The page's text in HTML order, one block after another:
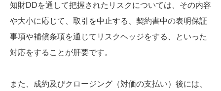
知財DDを通して把握されたリスクについては、その内容
や大小に応じて、取引を中止する、契約書中の表明保証
事項や補償条項を通じてリスクヘッジをする、といった
対応をすることが肝要です。
また、成約及びクロージング（対価の支払い）後には、